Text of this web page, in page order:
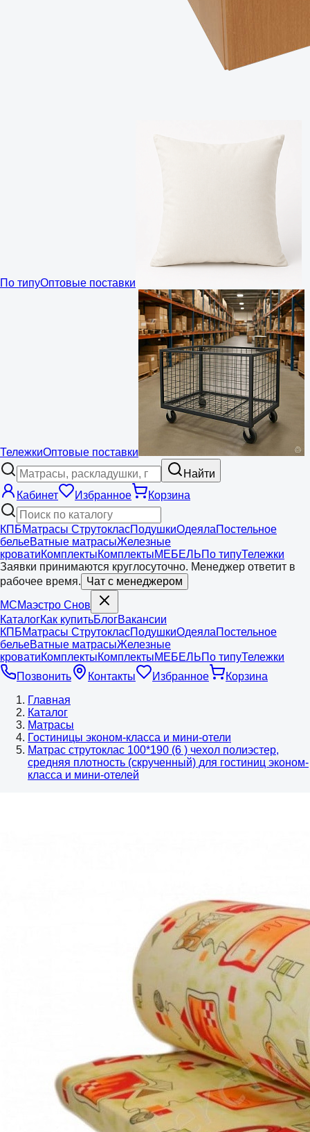
По типуОптовые поставки
ТележкиОптовые поставки
Найти
Кабинет
Избранное Корзина
КПБМатрасы СтрутокласПодушкиОдеялаПостельное
бельеВатные матрасыЖелезные
кроватиКомплектыКомплектыМЕБЕЛЬПо типуТележки
Заявки принимаются круглосуточно. Менеджер ответит в
рабочее время. Чат с менеджером
МСМаэстро Снов
КаталогКак купитьБлогВакансии
КПБМатрасы СтрутокласПодушкиОдеялаПостельное
бельеВатные матрасыЖелезные
кроватиКомплектыКомплектыМЕБЕЛЬПо типуТележки
Позвонить
Контакты Избранное
Корзина
Главная
Каталог
Матрасы
Гостиницы эконом-класса и мини-отели
Матрас струтоклас 100*190 (6 ) чехол полиэстер,
средняя плотность (скрученный) для гостиниц эконом-
класса и мини-отелей